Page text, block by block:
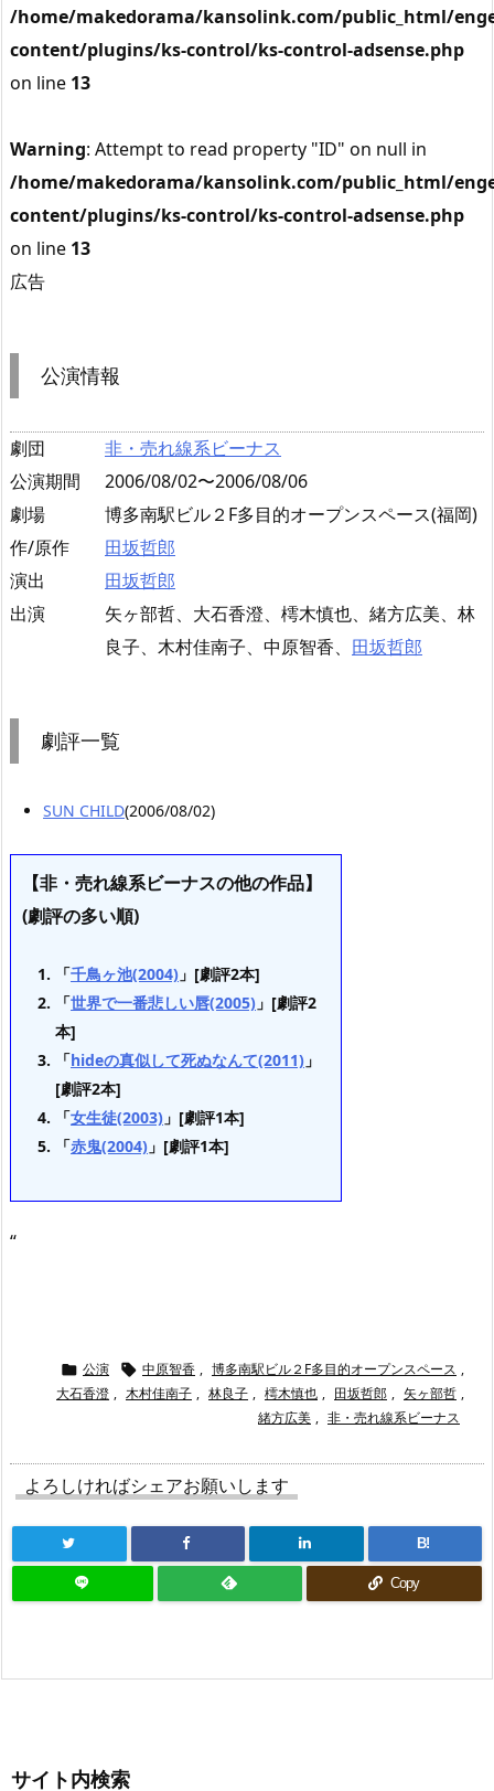
/home/makedorama/kansolink.com/public_html/
content/plugins/ks-control/ks-control-adsense.php
on line 13
Warning: Attempt to read property "ID" on null in
/home/makedorama/kansolink.com/public_html/
content/plugins/ks-control/ks-control-adsense.php
on line 13
広告
公演情報
劇団
非・売れ線系ビーナス
公演期間
2006/08/02〜2006/08/06
劇場
博多南駅ビル２F多目的オープンスペース(福岡)
作/原作
田坂哲郎
演出
田坂哲郎
出演
矢ヶ部哲、大石香澄、樗木慎也、緒方広美、林
良子、木村佳南子、中原智香、 田坂哲郎
劇評一覧
SUN CHILD(2006/08/02)
【非・売れ線系ビーナスの他の作品】
(劇評の多い順)
「千鳥ヶ池(2004) 」[劇評2本]
「世界で一番悲しい唇(2005) 」[劇評2
本]
「hideの真似して死ぬなんて(2011) 」
[劇評2本]
「女生徒(2003) 」[劇評1本]
「赤鬼(2004) 」[劇評1本]
“
 公演  中原智香 , 博多南駅ビル２F多目的オープンスペース ,
大石香澄 , 木村佳南子 , 林良子 , 樗木慎也 , 田坂哲郎 , 矢ヶ部哲 ,
緒方広美 , 非・売れ線系ビーナス
よろしければシェアお願いします
B!
Copy
サイト内検索